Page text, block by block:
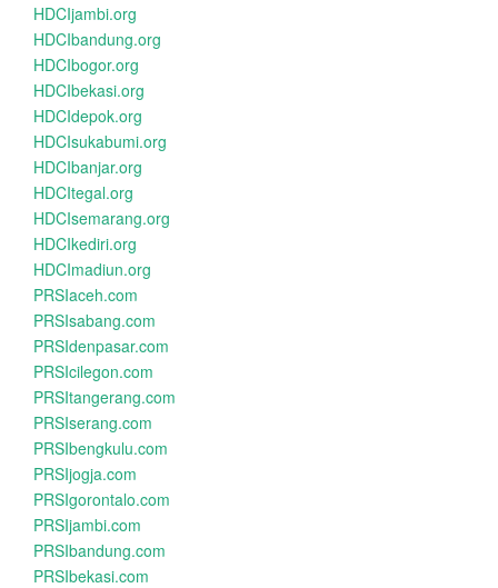
HDCIjambi.org
HDCIbandung.org
HDCIbogor.org
HDCIbekasi.org
HDCIdepok.org
HDCIsukabumi.org
HDCIbanjar.org
HDCItegal.org
HDCIsemarang.org
HDCIkediri.org
HDCImadiun.org
PRSIaceh.com
PRSIsabang.com
PRSIdenpasar.com
PRSIcilegon.com
PRSItangerang.com
PRSIserang.com
PRSIbengkulu.com
PRSIjogja.com
PRSIgorontalo.com
PRSIjambi.com
PRSIbandung.com
PRSIbekasi.com